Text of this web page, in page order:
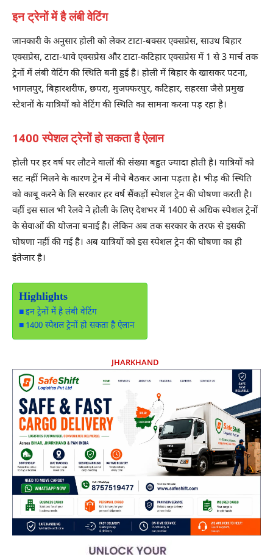
इन ट्रेनों में है लंबी वेटिंग
जानकारी के अनुसार होली को लेकर टाटा-बक्सर एक्सप्रेस, साउथ बिहार
एक्सप्रेस, टाटा-थावे एक्सप्रेस और टाटा-कटिहार एक्सप्रेस में 1 से 3 मार्च तक
ट्रेनों में लंबी वेटिंग की स्थिति बनी हुई है। होली में बिहार के खासकर पटना,
भागलपुर, बिहारशरीफ, छपरा, मुजफ्फरपुर, कटिहार, सहरसा जैसे प्रमुख
स्टेशनों के यात्रियों को वेटिंग की स्थिति का सामना करना पड़ रहा है।
1400 स्पेशल ट्रेनों हो सकता है ऐलान
होली पर हर वर्ष घर लौटने वालों की संख्या बहुत ज्यादा होती है। यात्रियों को
सट नहीं मिलने के कारण ट्रेन में नीचे बैठकर आना पड़ता है। भीड़ की स्थिति
को काबू करने के लि सरकार हर वर्ष सैंकड़ों स्पेशल ट्रेन की घोषणा करती है।
वहीं इस साल भी रेलवे ने होली के लिए देशभर में 1400 से अधिक स्पेशल ट्रेनों
के सेवाओं की योजना बनाई है। लेकिन अब तक सरकार के तरफ से इसकी
घोषणा नहीं की गई है। अब यात्रियों को इस स्पेशल ट्रेन की घोषणा का ही
इंतेजार है।
Highlights
इन ट्रेनों में है लंबी वेटिंग
1400 स्पेशल ट्रेनों हो सकता है ऐलान
JHARKHAND